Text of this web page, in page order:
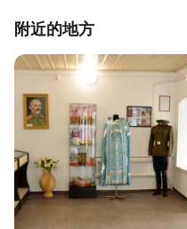
附近的地方